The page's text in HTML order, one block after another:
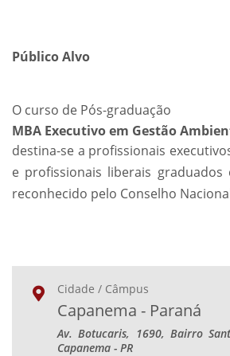
Público Alvo
O curso de Pós-graduação
MBA Executivo em Gestão
destina-se a profissionais
e profissionais liberais
reconhecido pelo Conselho
Cidade / Câmpus
Capanema - Paraná
Av. Botucaris, 1690, Bairro
Capanema - PR